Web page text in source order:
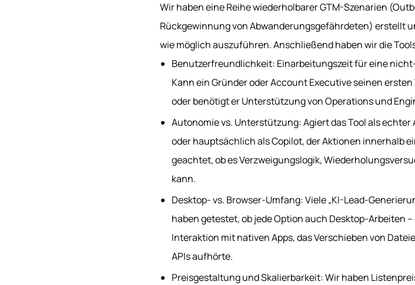
Wir haben eine Reihe wiederholbarer GTM-Szenarien
Rückgewinnung von Abwanderungsgefährdeten) erstellt
wie möglich auszuführen. Anschließend haben wir die
Benutzerfreundlichkeit: Einarbeitungszeit für eine
Kann ein Gründer oder Account Executive seinen
oder benötigt er Unterstützung von Operations und
Autonomie vs. Unterstützung: Agiert das Tool als
oder hauptsächlich als Copilot, der Aktionen innerhalb
geachtet, ob es Verzweigungslogik,
kann.
Desktop- vs. Browser-Umfang: Viele „KI-Lead-
haben getestet, ob jede Option auch Desktop-Arbeiten
Interaktion mit nativen Apps, das Verschieben von
APIs aufhörte.
Preisgestaltung und Skalierbarkeit: Wir haben